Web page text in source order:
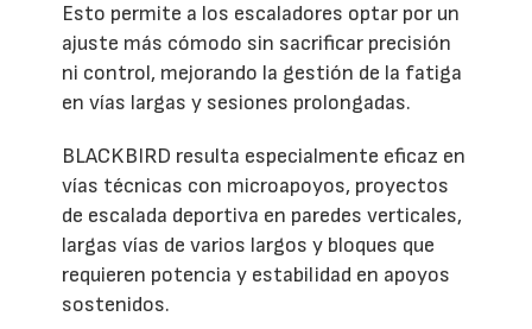
Esto permite a los escaladores optar por un
ajuste más cómodo sin sacrificar precisión
ni control, mejorando la gestión de la fatiga
en vías largas y sesiones prolongadas.
BLACKBIRD resulta especialmente eficaz en
vías técnicas con microapoyos, proyectos
de escalada deportiva en paredes verticales,
largas vías de varios largos y bloques que
requieren potencia y estabilidad en apoyos
sostenidos.